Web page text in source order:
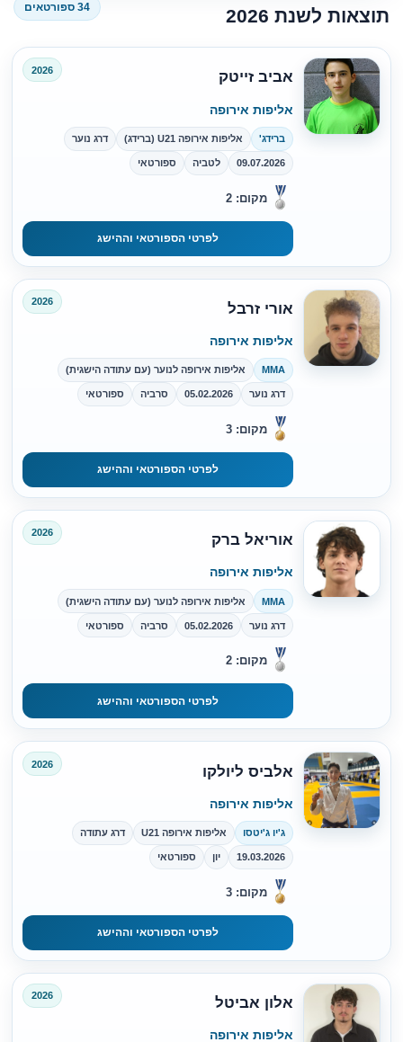
תוצאות לשנת 2026 34 ספורטאים
אביב זייטק 2026
אליפות אירופה
ברידג' אליפות אירופה U21 (ברידג) דרג נוער
09.07.2026 לטביה ספורטאי
מקום: 2
לפרטי הספורטאי וההישג
אורי זרבל 2026
אליפות אירופה
MMA אליפות אירופה לנוער (עם עתודה הישגית)
דרג נוער 05.02.2026 סרביה ספורטאי
מקום: 3
לפרטי הספורטאי וההישג
אוריאל ברק 2026
אליפות אירופה
MMA אליפות אירופה לנוער (עם עתודה הישגית)
דרג נוער 05.02.2026 סרביה ספורטאי
מקום: 2
לפרטי הספורטאי וההישג
אלביס ליולקו 2026
אליפות אירופה
ג'יו ג'יטסו אליפות אירופה U21 דרג עתודה
19.03.2026 יון ספורטאי
מקום: 3
לפרטי הספורטאי וההישג
אלון אביטל 2026
אליפות אירופה